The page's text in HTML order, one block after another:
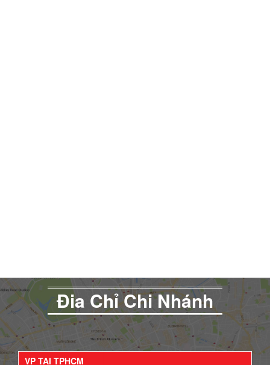
Đia Chỉ Chi Nhánh
VP TẠI TPHCM